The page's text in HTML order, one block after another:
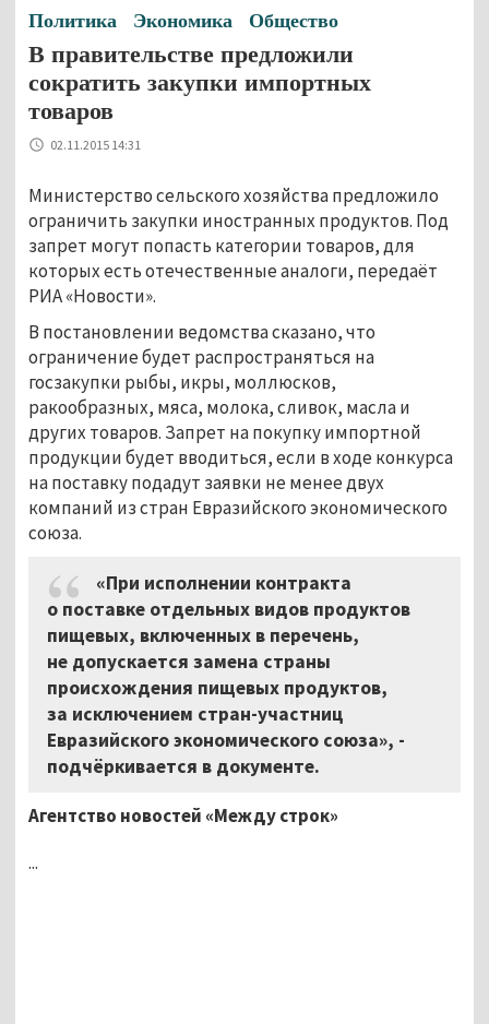
Политика Экономика Общество
В правительстве предложили
сократить закупки импортных
товаров
02.11.2015 14:31
Министерство сельского хозяйства предложило
ограничить закупки иностранных продуктов. Под
запрет могут попасть категории товаров, для
которых есть отечественные аналоги, передаёт
РИА «Новости».
В постановлении ведомства сказано, что
ограничение будет распространяться на
госзакупки рыбы, икры, моллюсков,
ракообразных, мяса, молока, сливок, масла и
других товаров. Запрет на покупку импортной
продукции будет вводиться, если в ходе конкурса
на поставку подадут заявки не менее двух
компаний из стран Евразийского экономического
союза.
«При исполнении контракта
о поставке отдельных видов продуктов
пищевых, включенных в перечень,
не допускается замена страны
происхождения пищевых продуктов,
за исключением стран-участниц
Евразийского экономического союза», -
подчёркивается в документе.
Агентство новостей «Между строк»
...